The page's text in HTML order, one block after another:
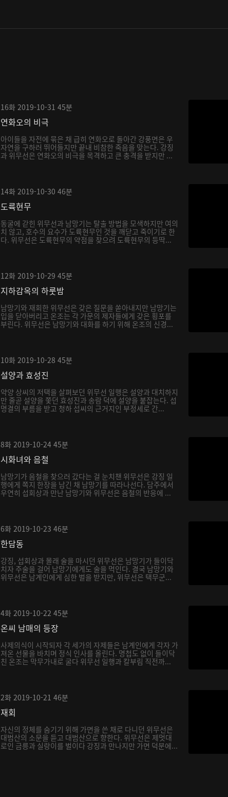
16화 2019-10-31 45분
연화오의 비극
아이들을 자전에 묶은 채 급히 연화오로 돌아간 강풍면은 우
자연을 구하러 뛰어들지만 끝내 비참한 죽음을 맞는다. 강징
과 위무선은 연화오의 비극을 목격하고 큰 충격을 받지만 ...
14화 2019-10-30 46분
도륙현무
동굴에 갇힌 위무선과 남망기는 탈출 방법을 모색하지만 여의
치 않고, 호수의 요수가 도륙현무인 것을 깨닫고 죽이기로 한
다. 위무선은 도륙현무의 약점을 찾으려 도륙현무의 등딱...
12화 2019-10-29 45분
지하감옥의 하룻밤
남망기와 재회한 위무선은 갖은 질문을 쏟아내지만 남망기는
입을 닫아버리고 온조는 각 가문의 제자들에게 갖은 횡포를
부린다. 위무선은 남망기와 대화를 하기 위해 온조의 신경...
10화 2019-10-28 45분
설양과 효성진
약양 상씨의 저택을 살펴보던 위무선 일행은 설양과 대치하지
만 줄곧 설양을 쫓던 효성진과 송람 덕에 설양을 붙잡는다. 섭
명결의 부름을 받고 청하 섭씨의 근거지인 부정세로 간...
8화 2019-10-24 45분
시화녀와 음철
남망기가 음철을 찾으러 갔다는 걸 눈치챈 위무선은 강징 일
행에게 쪽지 한장을 남긴 채 남망기를 따라나선다. 담주에서
우연히 섭회상과 만난 남망기와 위무선은 음철의 반응에 ...
6화 2019-10-23 46분
한담동
강징, 섭회상과 몰래 술을 마시던 위무선은 남망기가 들이닥
치자 주술을 걸어 남망기에게도 술을 먹인다. 결국 남망기와
위무선은 남계인에게 심한 벌을 받지만, 위무선은 택무군...
4화 2019-10-22 45분
온씨 남매의 등장
사제의식이 시작되자 각 세가의 자제들은 남계인에게 각자 가
져온 선물을 바치며 정식 인사를 올린다. 명첩도 없이 들이닥
친 온조는 막무가내로 굴다 위무선 일행과 칼부림 직전까...
2화 2019-10-21 46분
재회
자신의 정체를 숨기기 위해 가면을 쓴 채로 다니던 위무선은
대범산의 소문을 듣고 대범산으로 향한다. 위무선은 제멋대
로인 금릉과 실랑이를 벌이다 강징과 만나지만 가면 덕분에...